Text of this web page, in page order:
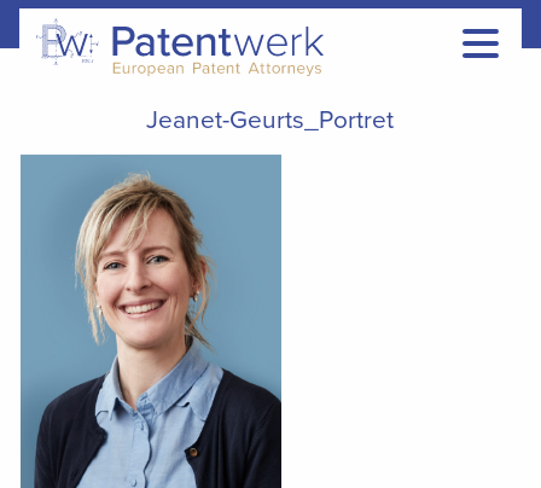
Jeanet-Geurts_Portret